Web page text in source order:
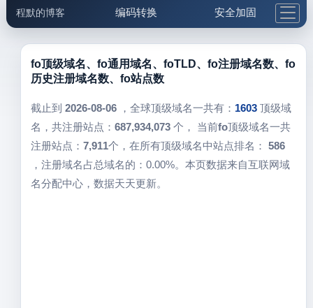
程默的博客 编码转换 安全加固
邮件工具 生活便民 更多工具
5.1支付宝大红包
fo顶级域名、fo通用域名、foTLD、fo注册域名数、fo
历史注册域名数、fo站点数
截止到 2026-08-06，全球顶级域名一共有： 1603 顶级域
名，共注册站点： 687,934,073 个， 当前fo顶级域名一共
注册站点： 7,911个，在所有顶级域名中站点排名： 586
，注册域名占总域名的：0.00%。本页数据来自互联网域
名分配中心，数据天天更新。